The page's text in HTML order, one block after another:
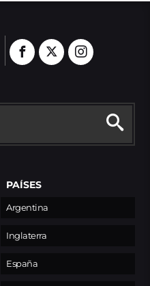
PAÍSES
Argentina
Inglaterra
España